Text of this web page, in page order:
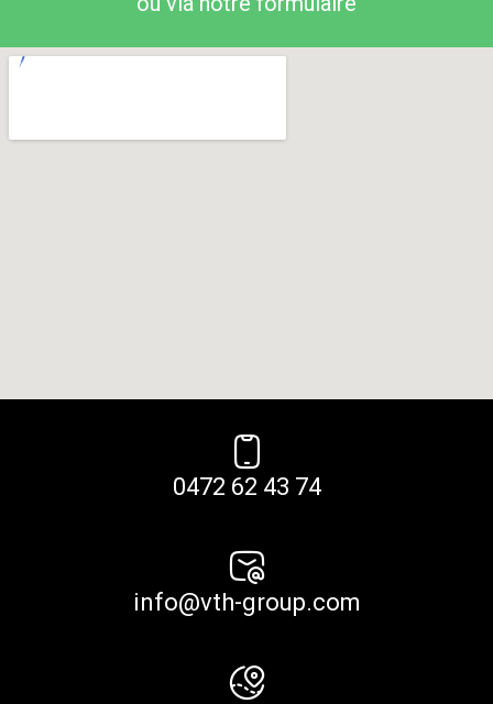
0472 62 43 74
info@vth-group.com